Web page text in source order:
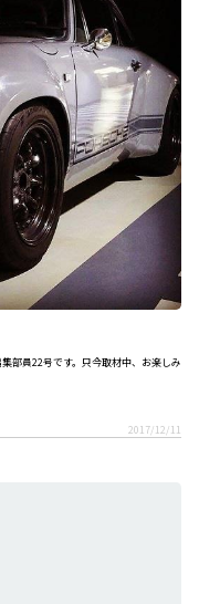
部員22号です。只今取材中、お楽しみ
2017/12/11